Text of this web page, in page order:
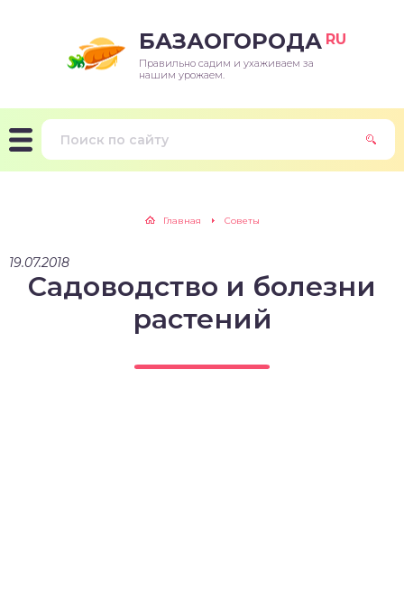
БАЗАОГОРОДА RU
Правильно садим и ухаживаем за
нашим урожаем.
Главная Советы
19.07.2018
Садоводство и болезни
растений